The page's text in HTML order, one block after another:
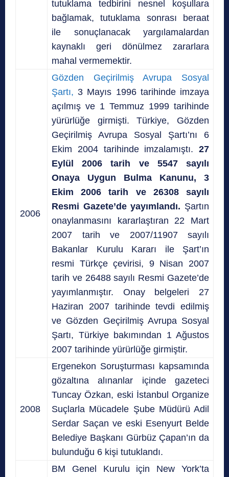
tutuklama tedbirini nesnel koşullara
bağlamak, tutuklama sonrası beraat
ile sonuçlanacak yargılamalardan
kaynaklı geri dönülmez zararlara
mahal vermemektir.
2006
Gözden Geçirilmiş Avrupa Sosyal
Şartı, 3 Mayıs 1996 tarihinde imzaya
açılmış ve 1 Temmuz 1999 tarihinde
yürürlüğe girmişti. Türkiye, Gözden
Geçirilmiş Avrupa Sosyal Şartı’nı 6
Ekim 2004 tarihinde imzalamıştı. 27
Eylül 2006 tarih ve 5547 sayılı
Onaya Uygun Bulma Kanunu, 3
Ekim 2006 tarih ve 26308 sayılı
Resmi Gazete’de yayımlandı. Şartın
onaylanmasını kararlaştıran 22 Mart
2007 tarih ve 2007/11907 sayılı
Bakanlar Kurulu Kararı ile Şart’ın
resmi Türkçe çevirisi, 9 Nisan 2007
tarih ve 26488 sayılı Resmi Gazete’de
yayımlanmıştır. Onay belgeleri 27
Haziran 2007 tarihinde tevdi edilmiş
ve Gözden Geçirilmiş Avrupa Sosyal
Şartı, Türkiye bakımından 1 Ağustos
2007 tarihinde yürürlüğe girmiştir.
2008
Ergenekon Soruşturması kapsamında
gözaltına alınanlar içinde gazeteci
Tuncay Özkan, eski İstanbul Organize
Suçlarla Mücadele Şube Müdürü Adil
Serdar Saçan ve eski Esenyurt Belde
Belediye Başkanı Gürbüz Çapan’ın da
bulunduğu 6 kişi tutuklandı.
BM Genel Kurulu için New York’ta